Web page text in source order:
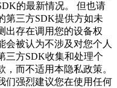
的最新情况。 但也请
第三方SDK提供方如未
出存在调用您的设备权
会被认为不涉及对您个人
三方SDK收集和处理个
而不适用本隐私政策。
们强烈建议您在使用任何